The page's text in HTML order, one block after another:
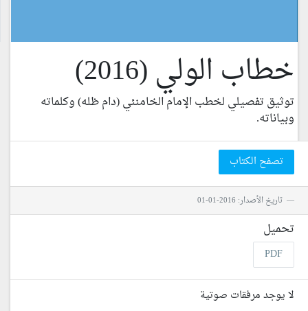
خطاب الولي (2016)
توثيق تفصيلي لخطب الإمام الخامنئي (دام ظله) وكلماته
وبياناته.
تصفح الكتاب
تاريخ الأصدار: 2016-01-01
تحميل
PDF
لا يوجد مرفقات صوتية